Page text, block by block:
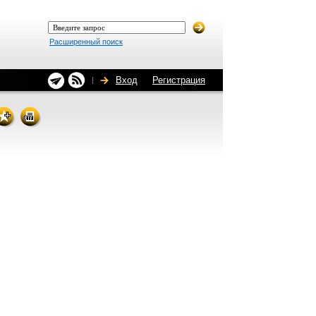
Расширенный поиск
Вход Регистрация